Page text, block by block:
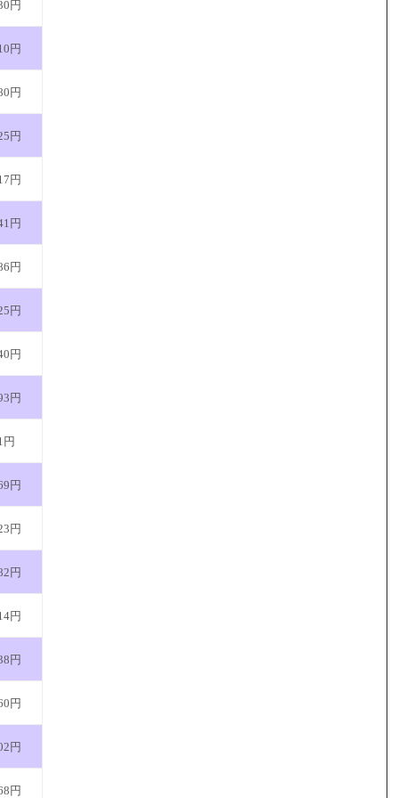
円
円
円
円
円
円
円
円
円
円
円
円
円
円
円
円
円
円
円